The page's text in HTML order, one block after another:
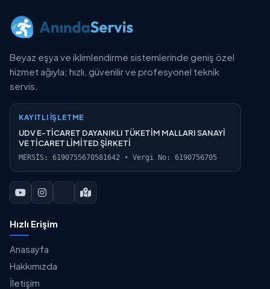
Beyaz eşya ve iklimlendirme sistemlerinde geniş özel
hizmet ağıyla; hızlı, güvenilir ve profesyonel teknik
servis.
KAYITLI İŞLETME
UDV E-TİCARET DAYANIKLI TÜKETİM MALLARI SANAYİ
VE TİCARET LİMİTED ŞİRKETİ
MERSİS: 6190755670581642 • Vergi No: 6190756705
Hızlı Erişim
Anasayfa
Hakkımızda
İletişim